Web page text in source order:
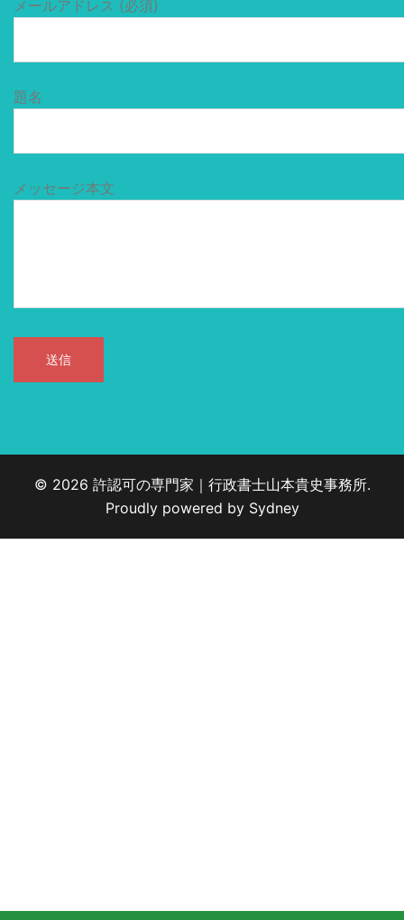
メールアドレス (必須)
題名
メッセージ本文
© 2026 許認可の専門家｜行政書士山本貴史事務所.
Proudly powered by Sydney